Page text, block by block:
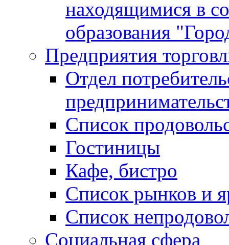
находящимися в
образования
Предприятия
Отдел
Список
Гостиницы
Кафе, бистро
Cписок рынков и
Список
Социальная сфера